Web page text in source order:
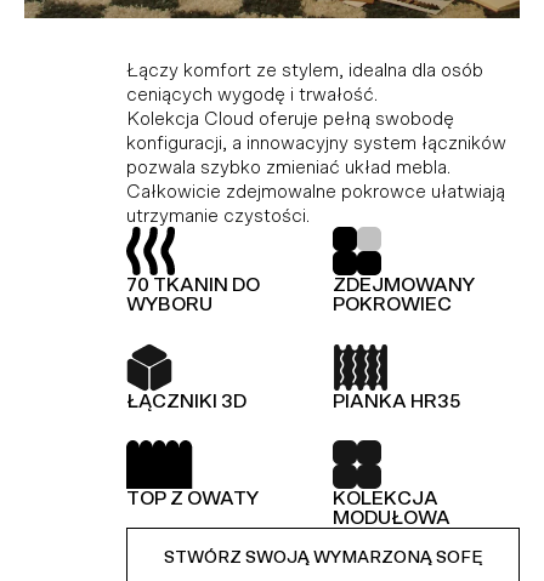
Łączy komfort ze stylem, idealna dla osób
ceniących wygodę i trwałość.
Kolekcja Cloud oferuje pełną swobodę
konfiguracji, a innowacyjny system łączników
pozwala szybko zmieniać układ mebla.
Całkowicie zdejmowalne pokrowce ułatwiają
utrzymanie czystości.
70 TKANIN DO
WYBORU
ZDEJMOWANY
POKROWIEC
ŁĄCZNIKI 3D PIANKA HR35
TOP Z OWATY
KOLEKCJA
MODUŁOWA
STWÓRZ SWOJĄ WYMARZONĄ SOFĘ
którzy cenią wygodę i trwałość. Dzięki
modułowej konstrukcji i innowacyjnemu
systemowi łączników, Hug umożliwia dowolną
konfigurację i łatwą zmianę układu bez użycia
narzędzi.
TOP Z OWATY PIANKA HR35
ŁĄCZNIKI 3D
KOLEKCJA
MODUŁOWA
52 TKANINY DO
WYBORU
STWÓRZ SWOJĄ WYMARZONĄ SOFĘ
dopasowuje się do różnych przestrzeni,
ciesząc miłośników minimalistycznego stylu i
funkcjonalności. Wykonana z wysokiej jakości
materiałów, gwarantujących trwałość i
elegancję. Dodatkowo, kolekcja Slay jest
wyposażona w piankę premium, zapewniającą
wyjątkowy komfort.
TOP Z OWATY
70 TKANIN DO
WYBORU
PIANKA HR35 SPRĘŻYNY FALISTE
KOLEKCJA
MODUŁOWA
STWÓRZ SWOJĄ WYMARZONĄ SOFĘ